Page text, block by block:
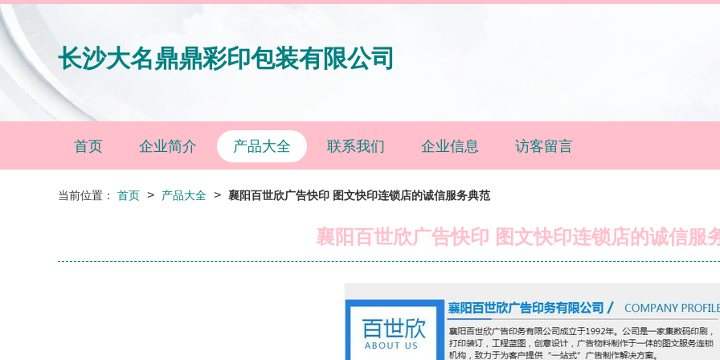
长沙大名鼎鼎彩印包装有限公司
首页 企业简介 产品大全 联系我们 企业信息 访客留言
当前位置： 首页 > 产品大全 > 襄阳百世欣广告快印 图文快印连锁店的诚信服务典范
襄阳百世欣广告快印 图文快印连锁店的诚信服